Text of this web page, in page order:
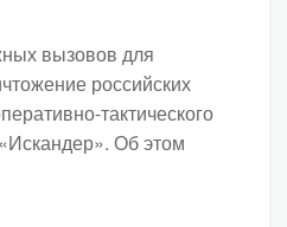
вызовов для
российских
тактического
Об этом